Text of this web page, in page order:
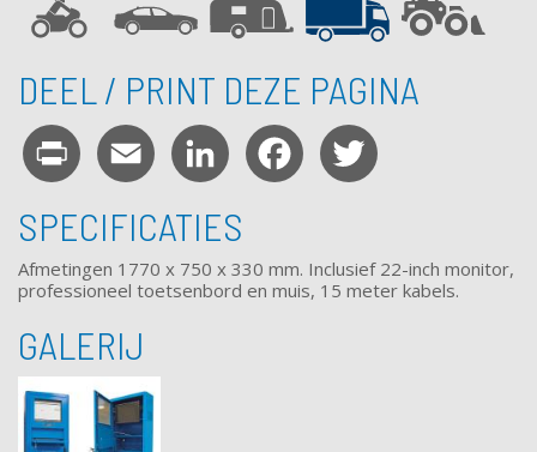
DEEL / PRINT DEZE PAGINA
Print Email LinkedInFacebook
SPECIFICATIES
Afmetingen 1770 x 750 x 330 mm. Inclusief 22-inch monitor,
professioneel toetsenbord en muis, 15 meter kabels.
GALERIJ